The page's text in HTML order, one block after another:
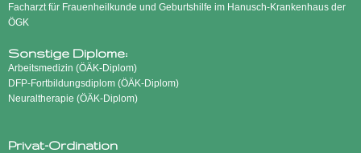
Facharzt für Frauenheilkunde und Geburtshilfe im Hanusch-Krankenhaus der
ÖGK
Sonstige Diplome:
Arbeitsmedizin (ÖÄK-Diplom)
DFP-Fortbildungsdiplom (ÖÄK-Diplom)
Neuraltherapie (ÖÄK-Diplom)
Privat-Ordination